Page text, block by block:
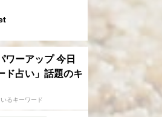
ワーアップ 今日
ド占い」話題のキ
るキーワード